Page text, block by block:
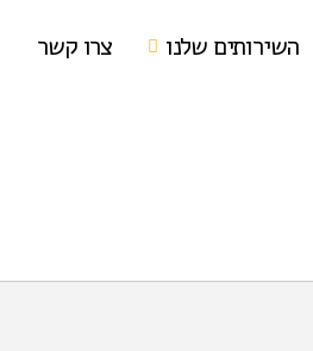
השירותים שלנו צרו קשר